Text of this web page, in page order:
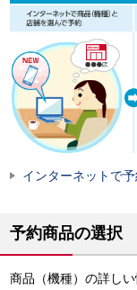
インターネットで
予約商品の選択
商品（機種）の詳しい